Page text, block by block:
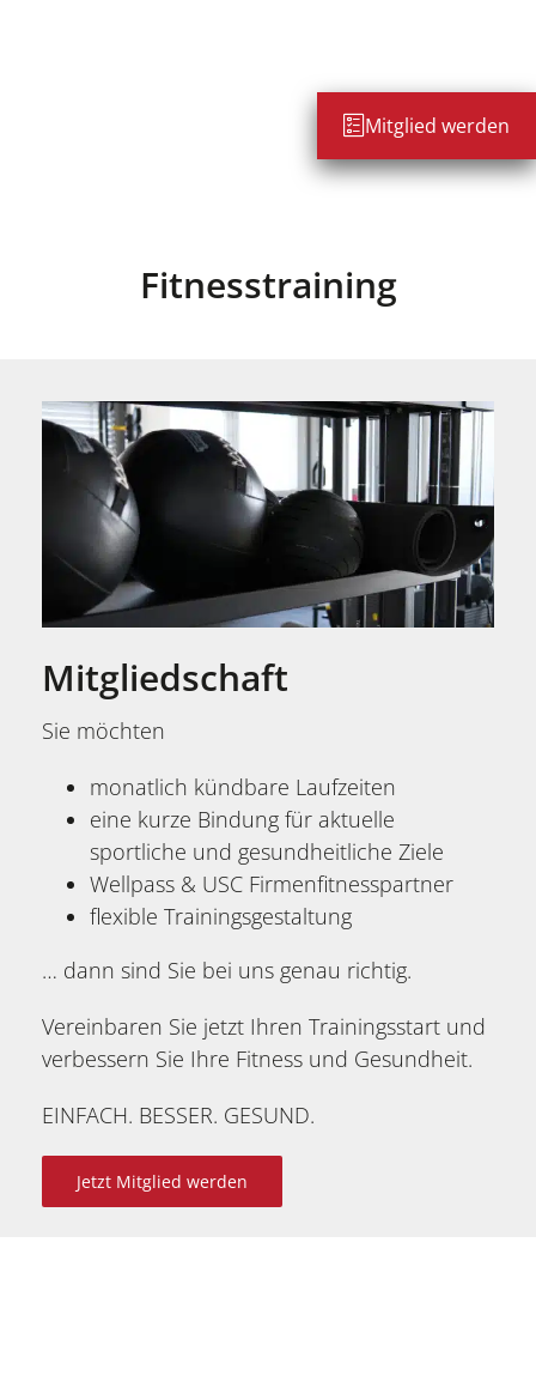
Fitnesstraining
Mitgliedschaft
Sie möchten
monatlich kündbare Laufzeiten
eine kurze Bindung für aktuelle
sportliche und gesundheitliche Ziele
Wellpass & USC Firmenfitnesspartner
flexible Trainingsgestaltung
… dann sind Sie bei uns genau richtig.
Vereinbaren Sie jetzt Ihren Trainingsstart und
verbessern Sie Ihre Fitness und Gesundheit.
EINFACH. BESSER. GESUND.
Jetzt Mitglied werden
Mitglied werden